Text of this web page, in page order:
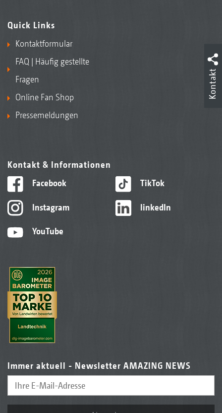
Quick Links
Kontaktformular
FAQ | Häufig gestellte
Fragen
Online Fan Shop
Pressemeldungen
Kontakt & Informationen
Facebook
Instagram
YouTube
TikTok
linkedIn
Immer aktuell - Newsletter AMAZING NEWS
Kontakt